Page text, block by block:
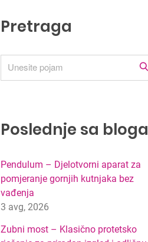
Pretraga
Poslednje sa bloga
Pendulum – Djelotvorni aparat za
pomjeranje gornjih kutnjaka bez
vađenja
3 avg, 2026
Zubni most – Klasično protetsko